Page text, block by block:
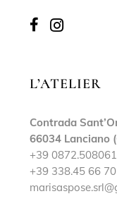
L’ATELIER
Contrada
66034 Lanciano
+39 0872.508061
+39 338.45 66